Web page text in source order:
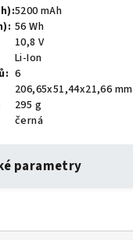
5200 mAh
56 Wh
10,8 V
Li-Ion
6
206,65x51,44x21,66 mm
295 g
černá
parametry